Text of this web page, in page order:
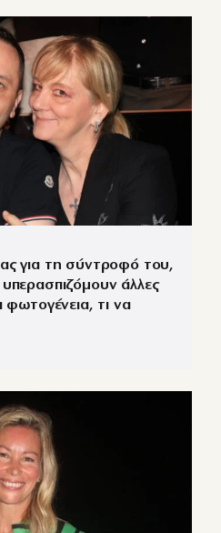
για τη σύντροφό του,
άλλες
τι να